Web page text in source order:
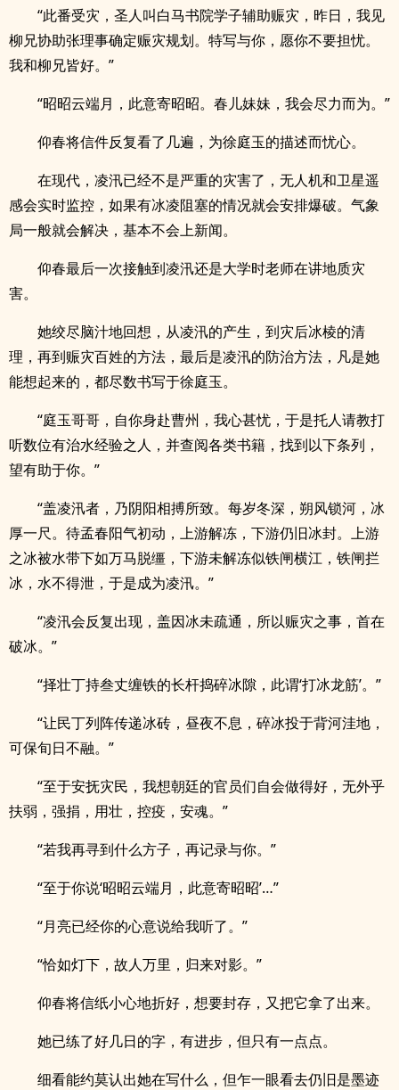
“此番受灾，圣人叫白马书院学子辅助赈灾，昨日，我见
柳兄协助张理事确定赈灾规划。特写与你，愿你不要担忧。
我和柳兄皆好。”
“昭昭云端月，此意寄昭昭。春儿妹妹，我会尽力而为。”
仰春将信件反复看了几遍，为徐庭玉的描述而忧心。
在现代，凌汛已经不是严重的灾害了，无人机和卫星遥
感会实时监控，如果有冰凌阻塞的情况就会安排爆破。气象
局一般就会解决，基本不会上新闻。
仰春最后一次接触到凌汛还是大学时老师在讲地质灾
害。
她绞尽脑汁地回想，从凌汛的产生，到灾后冰棱的清
理，再到赈灾百姓的方法，最后是凌汛的防治方法，凡是她
能想起来的，都尽数书写于徐庭玉。
“庭玉哥哥，自你身赴曹州，我心甚忧，于是托人请教打
听数位有治水经验之人，并查阅各类书籍，找到以下条列，
望有助于你。”
“盖凌汛者，乃阴阳相搏所致。每岁冬深，朔风锁河，冰
厚一尺。待孟春阳气初动，上游解冻，下游仍旧冰封。上游
之冰被水带下如万马脱缰，下游未解冻似铁闸横江，铁闸拦
冰，水不得泄，于是成为凌汛。”
“凌汛会反复出现，盖因冰未疏通，所以赈灾之事，首在
破冰。”
“择壮丁持叁丈缠铁的长杆捣碎冰隙，此谓‘打冰龙筋’。”
“让民丁列阵传递冰砖，昼夜不息，碎冰投于背河洼地，
可保旬日不融。”
“至于安抚灾民，我想朝廷的官员们自会做得好，无外乎
扶弱，强捐，用壮，控疫，安魂。”
“若我再寻到什么方子，再记录与你。”
“至于你说‘昭昭云端月，此意寄昭昭’…”
“月亮已经你的心意说给我听了。”
“恰如灯下，故人万里，归来对影。”
仰春将信纸小心地折好，想要封存，又把它拿了出来。
她已练了好几日的字，有进步，但只有一点点。
细看能约莫认出她在写什么，但乍一眼看去仍旧是墨迹